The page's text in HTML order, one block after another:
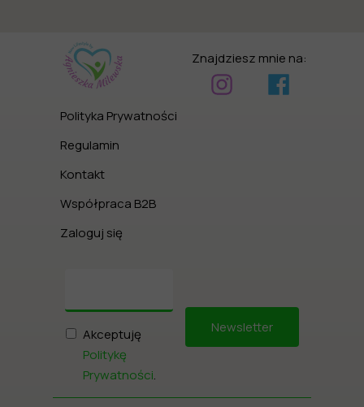
Współpraca B2B
Kontakt
Regulamin
Polityka Prywatności
Zaloguj się
Znajdziesz mnie na:
Akceptuję
Politykę
Prywatności.
Newsletter